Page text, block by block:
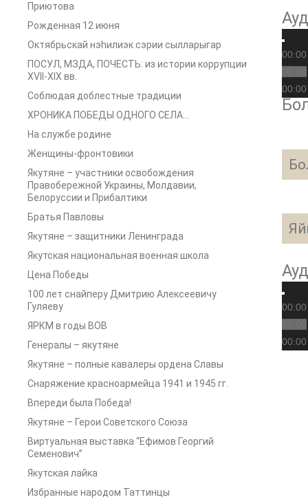
Приютова
Рожденная 12 июня
Октябрьскай нэһилиэк сэрии сылларыгар
ПОСУЛ, МЗДА, ПОЧЕСТЬ: из истории коррупции
XVII-XIX вв.
Соблюдая доблестные традиции
ХРОНИКА ПОБЕДЫ ОДНОГО СЕЛА…
На службе родине
Женщины-фронтовики
Якутяне – участники освобождения
Правобережной Украины, Молдавии,
Белоруссии и Прибалтики
Братья Павловы
Якутяне – защитники Ленинграда
Якутская национальная военная школа
Цена Победы
100 лет снайперу Дмитрию Алексеевичу
Гуляеву
ЯРКМ в годы ВОВ
Генералы – якутяне
Якутяне – полные кавалеры ордена Славы
Снаряжение красноармейца 1941 и 1945 гг.
Впереди была Победа!
Якутяне – Герои Советского Союза
Виртуальная выставка “Ефимов Георгий
Семенович”
Якутская лайка
Избранные народом Таттинцы
00:00
00:00
00:00
00:00